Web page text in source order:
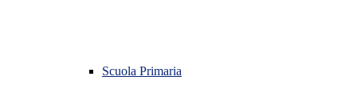
Scuola Primaria